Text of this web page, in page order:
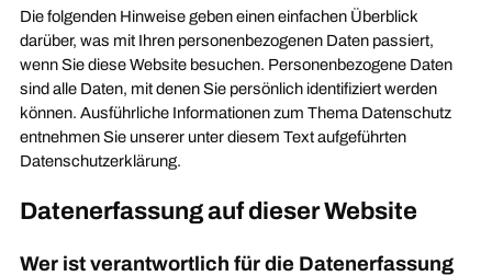
Die folgenden Hinweise geben einen einfachen Überblick
darüber, was mit Ihren personenbezogenen Daten passiert,
wenn Sie diese Website besuchen. Personenbezogene Daten
sind alle Daten, mit denen Sie persönlich identifiziert werden
können. Ausführliche Informationen zum Thema Datenschutz
entnehmen Sie unserer unter diesem Text aufgeführten
Datenschutzerklärung.
Datenerfassung auf dieser Website
Wer ist verantwortlich für die Datenerfassung